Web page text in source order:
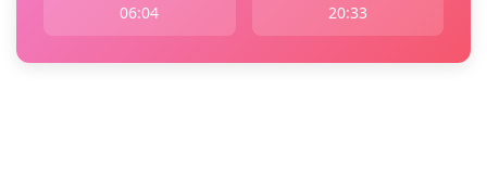
06:04 20:33